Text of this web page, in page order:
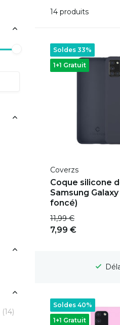
(14)
14 produits
1+1 Gratuit
Soldes 33%
Coverzs
Coque silicone
Samsung
foncé)
11,99 €
7,99 €
1+1 Gratuit
Soldes 40%